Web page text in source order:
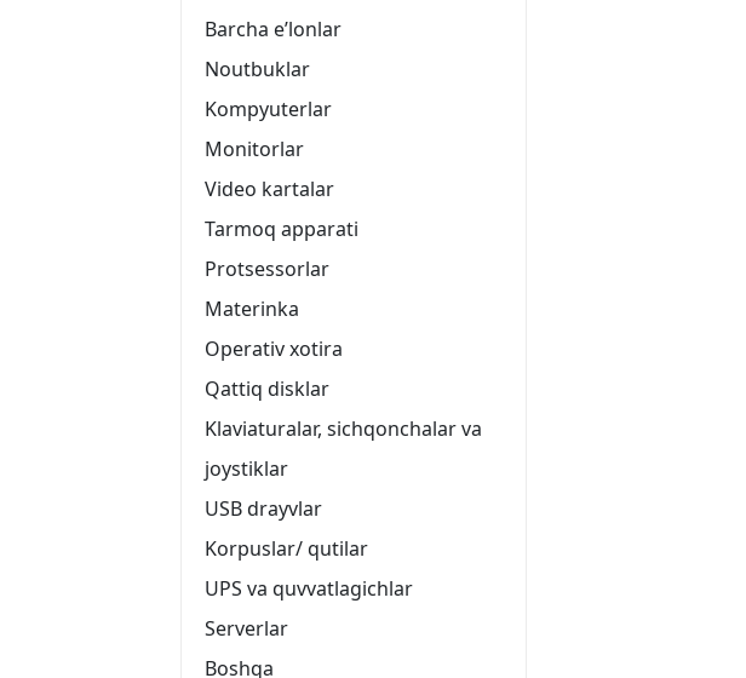
Barcha eʼlonlar
Noutbuklar
Kompyuterlar
Monitorlar
Video kartalar
Tarmoq apparati
Protsessorlar
Materinka
Operativ xotira
Qattiq disklar
Klaviaturalar, sichqonchalar va
joystiklar
USB drayvlar
Korpuslar/ qutilar
UPS va quvvatlagichlar
Serverlar
Boshqa